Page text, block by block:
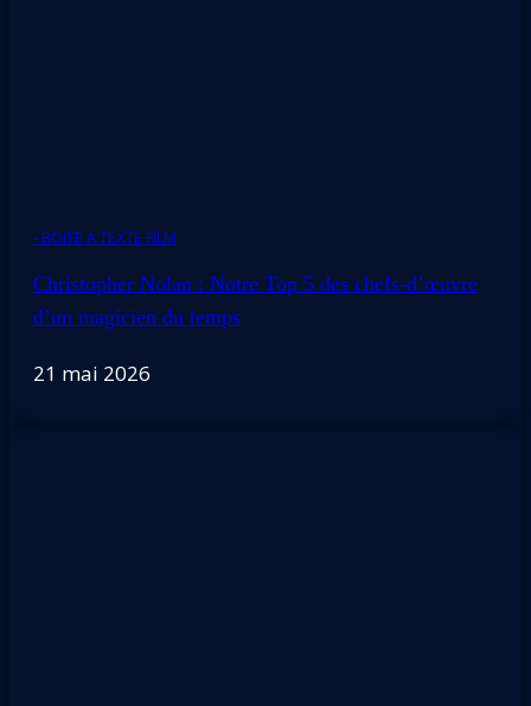
- BOITE A TEXTE FILM
Christopher Nolan : Notre Top 5 des chefs-d’œuvre
d’un magicien du temps
21 mai 2026